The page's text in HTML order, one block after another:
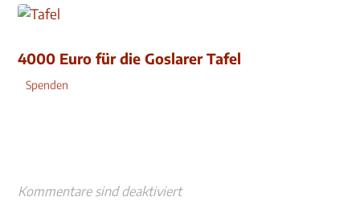
4000 Euro für die Goslarer Tafel
Spenden
Kommentare sind deaktiviert